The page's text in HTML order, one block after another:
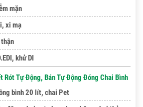
mặn
xi mạ
khử DI
Rót Tự Động, Bán Tự Động Đóng Chai Bình
bình 20 lít, chai Pet